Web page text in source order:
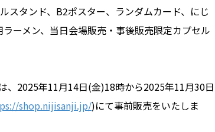
スタンド、B2ポスター、ランダムカード、にじ
ーメン、当日会場販売・事後販売限定カプセル
、2025年11月14日(金)18時から2025年11月30日
shop.nijisanji.jp/)にて事前販売をいたしま